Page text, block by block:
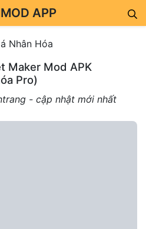
APP
Nhân Hóa
Maker Mod APK
Pro)
- cập nhật mới nhất